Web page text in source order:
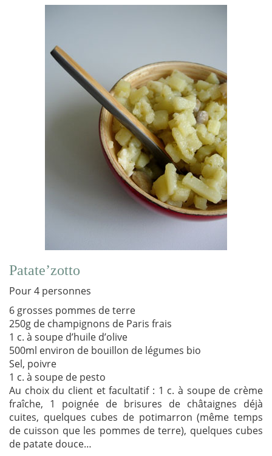
Patate’zotto
Pour 4 personnes
6 grosses pommes de terre
250g de champignons de Paris frais
1 c. à soupe d’huile d’olive
500ml environ de bouillon de légumes bio
Sel, poivre
1 c. à soupe de pesto
Au choix du client et facultatif : 1 c. à soupe de crème
fraîche, 1 poignée de brisures de châtaignes déjà
cuites, quelques cubes de potimarron (même temps
de cuisson que les pommes de terre), quelques cubes
de patate douce…